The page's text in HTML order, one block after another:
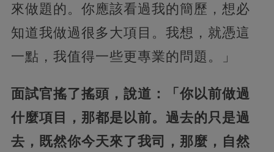
來做題的。你應該看過我的簡歷，想必
知道我做過很多大項目。我想，就憑這
一點，我值得一些更專業的問題。」
面試官搖了搖頭，說道：「你以前做過
什麼項目，那都是以前。過去的只是過
去，既然你今天來了我司，那麼，自然